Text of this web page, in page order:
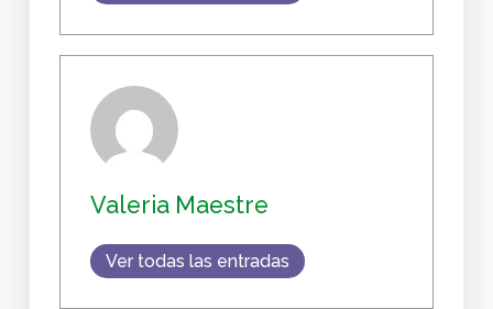
Valeria Maestre
Ver todas las entradas